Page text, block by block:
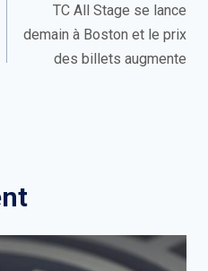
TC All Stage se lance
demain à Boston et le prix
des billets augmente